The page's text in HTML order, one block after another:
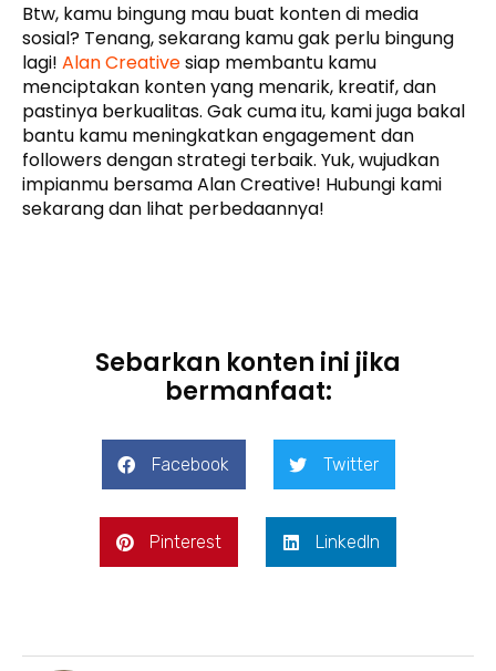
Btw, kamu bingung mau buat konten di media
sosial? Tenang, sekarang kamu gak perlu bingung
lagi! Alan Creativesiap membantu kamu
menciptakan konten yang menarik, kreatif, dan
pastinya berkualitas. Gak cuma itu, kami juga bakal
bantu kamu meningkatkan engagement dan
followers dengan strategi terbaik. Yuk, wujudkan
impianmu bersama Alan Creative! Hubungi kami
sekarang dan lihat perbedaannya!
Sebarkan konten ini jika
bermanfaat:
Facebook Twitter
Pinterest LinkedIn